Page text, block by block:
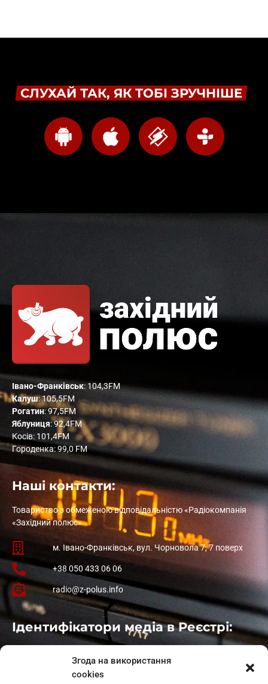
Згода на використання
cookies
СЛУХАЙ ТАК, ЯК ТОБІ ЗРУЧНІШЕ
Івано-Франківськ: 104,3FM
Калуш: 105,5FM
Рогатин: 97,5FM
Яблуниця: 92,4FM
Косів: 101,4FM
Городенка: 99,0 FM
Наші контакти:
Товариство з обмеженою відповідальністю «Радіокомпанія
«Західний полюс»
м. Івано-Франківськ, вул. Чорновола 7, 7 поверх
+38 050 433 06 06
radio@z-polus.info
Ідентифікатори медіа в Реєстрі:
: L11-01410
: L11-01801